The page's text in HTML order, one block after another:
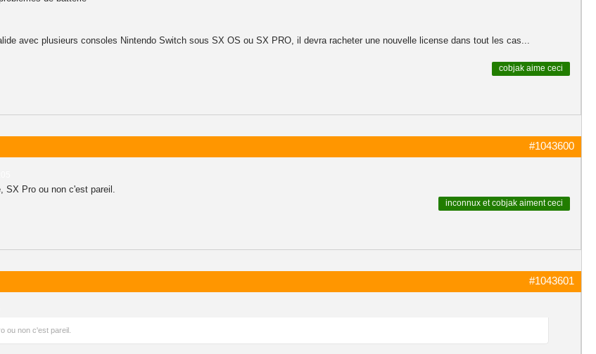
avec plusieurs consoles Nintendo Switch sous SX OS ou SX PRO, il devra racheter une nouvelle license dans tout les cas...
cobjak aime ceci
#1043600
SX Pro ou non c'est pareil.
inconnux etcobjak aiment ceci
#1043601
ou non c'est pareil.